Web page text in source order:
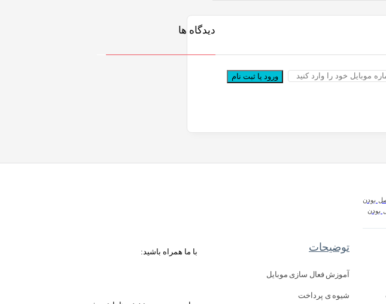
ورود یا ثبت نام
دیدگاه ها
بودن
توضیحات
آموزش فعال سازی موبایل
شیوه ی پرداخت
با ما همراه باشید: